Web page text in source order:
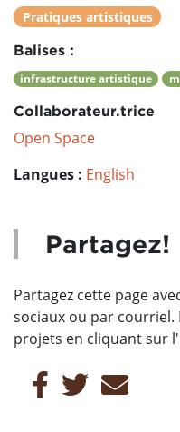
Pratiques artistiques
Balises :
infrastructure artistique
Collaborateur.trice
Open Space
Langues : English
Partagez!
Partagez cette page
sociaux ou par courriel.
projets en cliquant sur